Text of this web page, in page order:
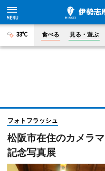
33°C 食べる 見る・遊ぶ
フォトフラッシュ
松阪市在住のカメラ
記念写真展